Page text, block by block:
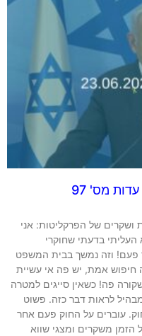
ושקרים של הפרקליטות: אני
בדעתי שחוקרי
וזה נמשך בבית המשפט
חיפוש אמת, יש פה אי עשיית
פה! כשאין סייגים למטרה
לראות דבר כזה. פשוט
עוברים על החוק פעם אחר
משקרים ומצגי שווא